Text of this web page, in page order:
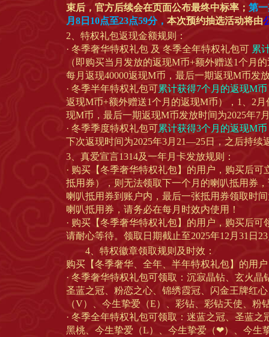
束后，官方后续会在页面公布最终中标率； 第
月8日10点至23点59分， 本次预约抽选活动将由
2、特权礼包返现金额规则：
· 冬季奢华特权礼包 及 冬季全年特权礼包可 累
（即购买当月发放的返现M币+额外赠送1个月
每月返现40000返现M币，最后一期返现M币发
· 冬季半年特权礼包可累计获得7个月的返现M
返现M币+额外赠送1个月的返现M币），1、2
现M币，最后一期返现M币发放时间为2025年7
· 冬季季度特权礼包可累计获得3个月的返现M
下次返现时间为2025年3月21—25日，之后持续
3、真爱宣言1314及一年月卡发放规则：
· 购买【冬季奢华特权礼包】的用户，购买后
抵用券），则无法领取下一个月的喇叭抵用券
喇叭抵用券到账户内，最后一张抵用券领取时
喇叭抵用券，请务必在每月时效内使用！
· 购买【冬季奢华特权礼包】的用户，购买后
请耐心等待。领取日期截止至2025年12月31日
4、特权徽章领取规则及时效：
购买【冬季奢华、全年、半年特权礼包】的用
· 冬季奢华特权礼包可领取：沉寂晶钻、玄火
圣蓝之冠、粉恋之心、锦绣霞冠、闪金王牌红
（V）、今生挚爱（E）、彩钻、彩钻天使、粉
· 冬季全年特权礼包可领取：迷蓝之冠、圣蓝
黑桃、今生挚爱（L）、今生挚爱（❤）、今生